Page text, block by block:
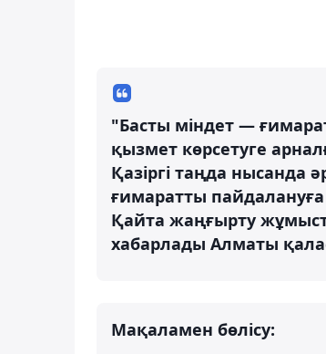
"Басты міндет —
қызмет көрсетуге
Қазіргі таңда нысанда
ғимаратты
Қайта жаңғырту
хабарлады Алматы
Мақаламен бөлісу: